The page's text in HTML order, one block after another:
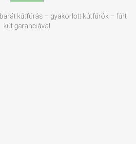
kútfúrás – gyakorlott kútfúrók – fúrt
kút garanciával